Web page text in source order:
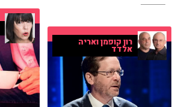
רון קופמן ואריה
אלדד